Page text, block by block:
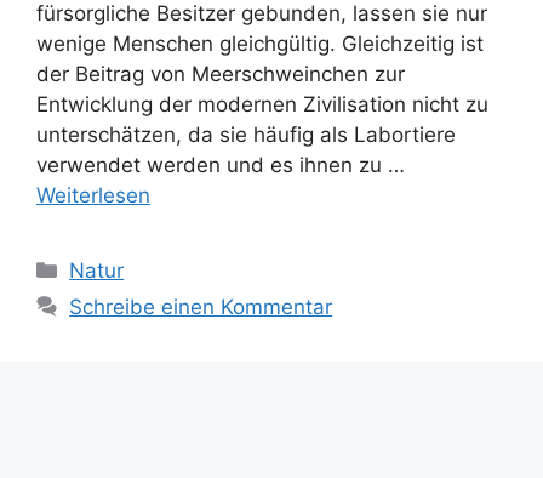
fürsorgliche Besitzer gebunden, lassen sie nur
wenige Menschen gleichgültig. Gleichzeitig ist
der Beitrag von Meerschweinchen zur
Entwicklung der modernen Zivilisation nicht zu
unterschätzen, da sie häufig als Labortiere
verwendet werden und es ihnen zu …
Weiterlesen
Kategorien
Natur
Schreibe einen Kommentar